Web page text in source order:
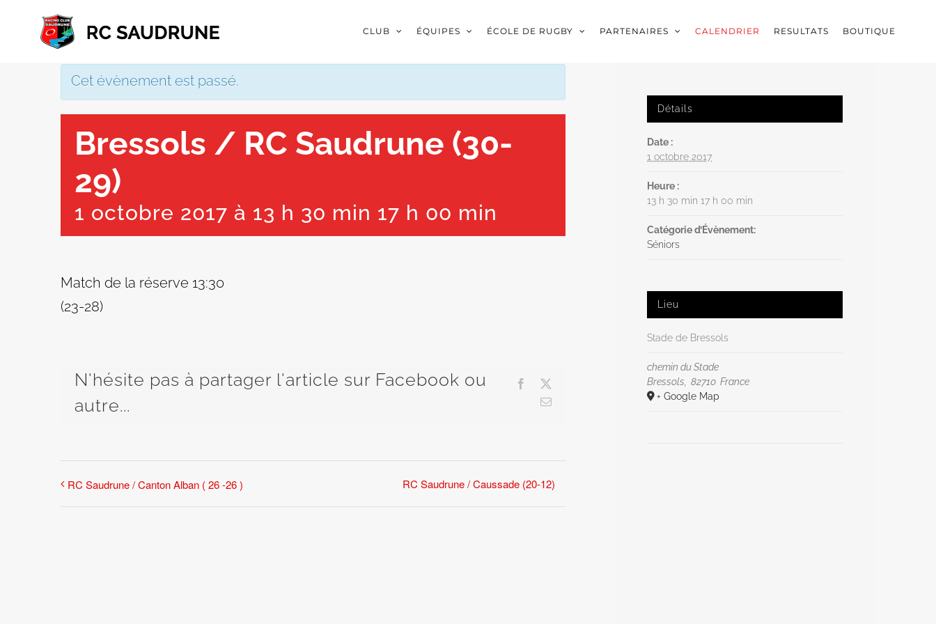
contenu
CLUB ÉQUIPES ÉCOLE DE RUGBY PARTENAIRES CALENDRIER RESULTATS BOUTIQUE
Cet évènement est passé.
Bressols / RC Saudrune (30-
29)
1 octobre 2017 à 13 h 30 min 17 h 00 min
Match de la réserve 13:30
(23-28)
N'hésite pas à partager l'article sur Facebook ou
autre...
Facebook
Email
RC Saudrune / Canton Alban ( 26 -26 ) RC Saudrune / Caussade (20-12)
Détails
Date :
1 octobre 2017
Heure :
13 h 30 min 17 h 00 min
Catégorie d’Évènement:
Séniors
Lieu
Stade de Bressols
chemin du Stade
Bressols
82710 France
+ Google Map